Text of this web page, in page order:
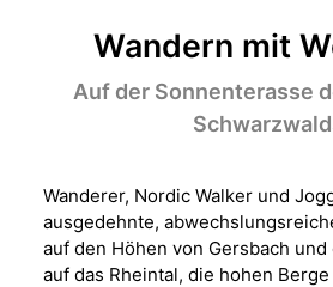
Wandern mit
Auf der Sonnenterasse
Wanderer, Nordic Walker und
ausgedehnte,
auf den Höhen von Gersbach
auf das Rheintal, die hohen